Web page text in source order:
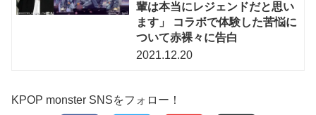
輩は本当にレジェンドだと思い
ます」 コラボで体験した苦悩に
ついて赤裸々に告白
2021.12.20
KPOP monster SNSをフォロー！